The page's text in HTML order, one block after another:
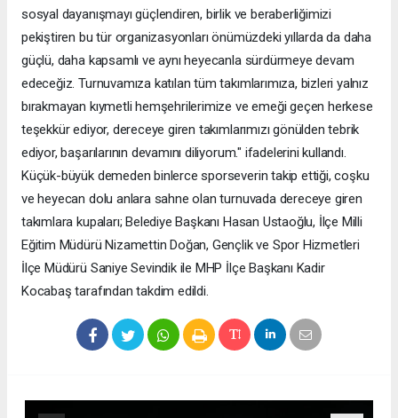
sosyal dayanışmayı güçlendiren, birlik ve beraberliğimizi
pekiştiren bu tür organizasyonları önümüzdeki yıllarda da daha
güçlü, daha kapsamlı ve aynı heyecanla sürdürmeye devam
edeceğiz. Turnuvamıza katılan tüm takımlarımıza, bizleri yalnız
bırakmayan kıymetli hemşehrilerimize ve emeği geçen herkese
teşekkür ediyor, dereceye giren takımlarımızı gönülden tebrik
ediyor, başarılarının devamını diliyorum." ifadelerini kullandı.
Küçük-büyük demeden binlerce sporseverin takip ettiği, coşku
ve heyecan dolu anlara sahne olan turnuvada dereceye giren
takımlara kupaları; Belediye Başkanı Hasan Ustaoğlu, İlçe Milli
Eğitim Müdürü Nizamettin Doğan, Gençlik ve Spor Hizmetleri
İlçe Müdürü Saniye Sevindik ile MHP İlçe Başkanı Kadir
Kocabaş tarafından takdim edildi.